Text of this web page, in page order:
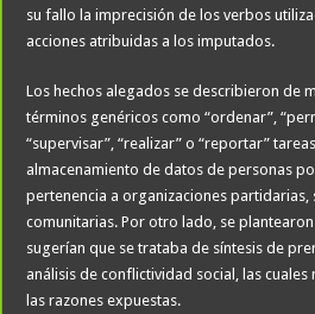
su fallo la imprecisión de los verbos
acciones atribuidas a los imputados.
Los hechos alegados se describieron de
términos genéricos como “ordenar”,
“supervisar”, “realizar” o “reportar”
almacenamiento de datos de personas
pertenencia a organizaciones partidarias,
comunitarias. Por otro lado, se
sugerían que se trataba de síntesis de
análisis de conflictividad social, las
las razones expuestas.